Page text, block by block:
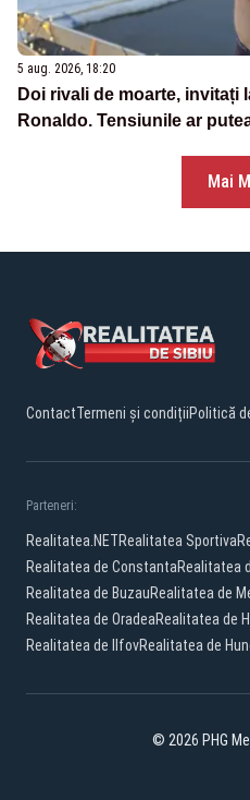
5 aug. 2026, 18:20
Doi rivali de moarte, invitați
Ronaldo. Tensiunile ar
Mai
ContactTermeni și condițiiPolitică
Parteneri:
Realitatea.NETRealitatea Sportiva
Realitatea de ConstantaRealitatea
Realitatea de BuzauRealitatea de
Realitatea de OradeaRealitatea de
Realitatea de IlfovRealitatea de
© 2026 PHG